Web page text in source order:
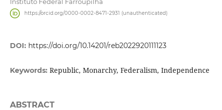
https://orcid.org/0000-0002-8471-2931 (unauthenticated)
DOI: https://doi.org/10.14201/reb2022920111123
Keywords: Republic, Monarchy, Federalism, Independence
ABSTRACT